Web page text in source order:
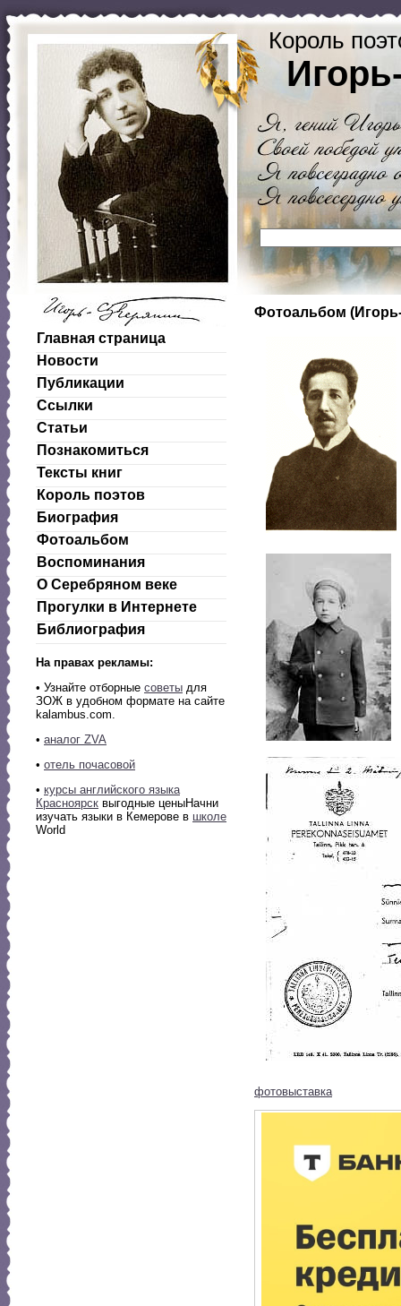
Король
Главная страница
Новости
Публикации
Ссылки
Статьи
Познакомиться
Тексты книг
Король поэтов
Биография
Фотоальбом
Воспоминания
О Серебряном веке
Прогулки в Интернете
Библиография
На правах рекламы:
• Узнайте отборные советы для
ЗОЖ в удобном формате на сайте
kalambus.com.
• аналог ZVA
• отель почасовой
• курсы английского языка
Красноярск выгодные ценыНачни
изучать языки в Кемерове в школе
World
Фотоальбом
фотовыставка